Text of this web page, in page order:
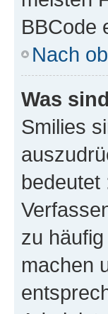
BBCode
Nach
Was
Smilies
bedeutet
zu
machen